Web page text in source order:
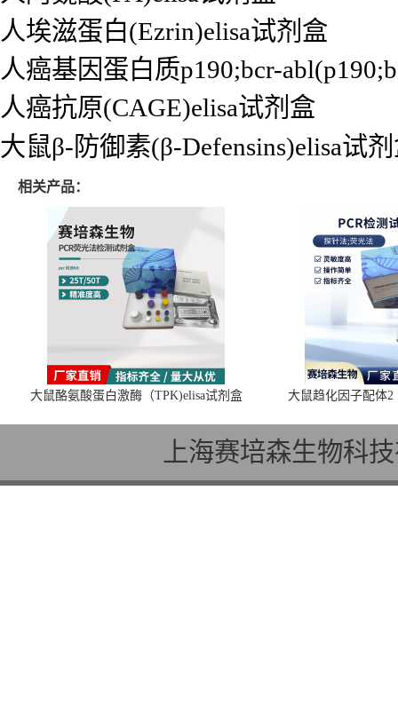
人埃滋蛋白(Ezrin)elisa试剂盒
人癌基因蛋白质p190;bcr-
人癌抗原(CAGE)elisa试剂盒
大鼠β-防御素(β-Defensins)elisa试
相关产品：
大鼠酪氨酸蛋白激酶（TPK)elisa试剂盒 大鼠趋化因子配体2
上海赛培森生物科